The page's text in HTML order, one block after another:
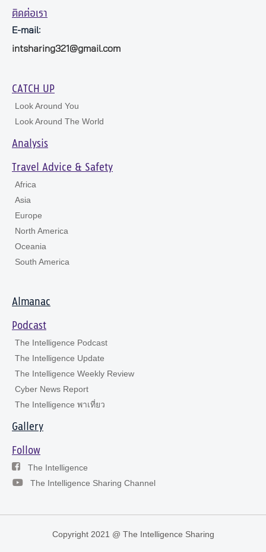
ติดต่อเรา
E-mail:
intsharing321@gmail.com
CATCH UP
Look Around You
Look Around The World
Analysis
Travel Advice & Safety
Africa
Asia
Europe
North America
Oceania
South America
Almanac
Podcast
The Intelligence Podcast
The Intelligence Update
The Intelligence Weekly Review
Cyber News Report
The Intelligence พาเที่ยว
Gallery
Follow
The Intelligence
The Intelligence Sharing Channel
Copyright 2021 @ The Intelligence Sharing